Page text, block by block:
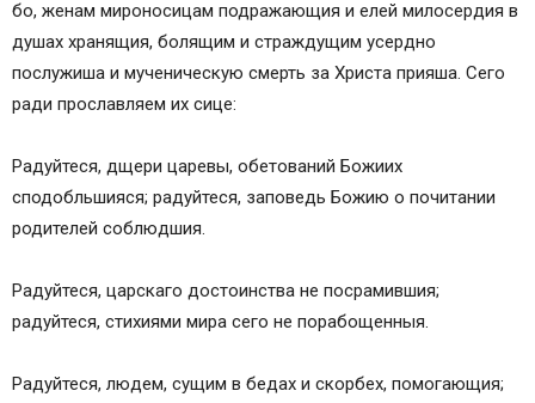
бо, женам мироносицам подражающия и елей милосердия в
душах хранящия, болящим и страждущим усердно
послужиша и мученическую смерть за Христа прияша. Сего
ради прославляем их сице:
Радуйтеся, дщери царевы, обетований Божиих
сподобльшияся; радуйтеся, заповедь Божию о почитании
родителей соблюдшия.
Радуйтеся, царскаго достоинства не посрамившия;
радуйтеся, стихиями мира сего не порабощенныя.
Радуйтеся, людем, сущим в бедах и скорбех, помогающия;